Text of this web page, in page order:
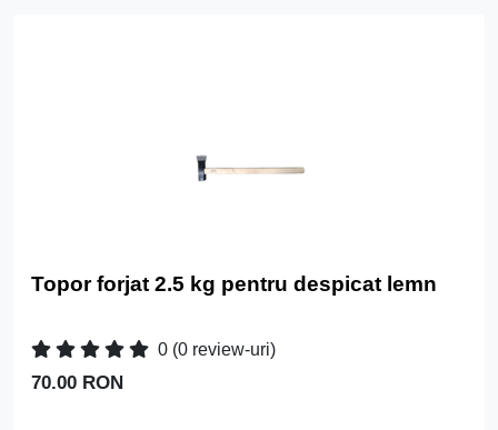
Topor forjat 2.5 kg pentru despicat lemn
0 (0 review-uri)
70.00 RON